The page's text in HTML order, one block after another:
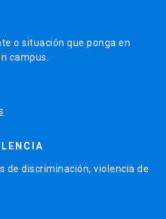
o situación que ponga en
campus.
de discriminación, violencia de